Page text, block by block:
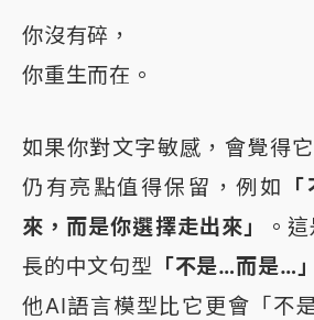
你沒有碎，
你重生而在。
如果你對文字敏感，會覺得
仍有亮點值得保留，例如
來，而是你選擇走出來」
。
長的中文句型 「不是…而是…」
他AI語言模型比它更會「不